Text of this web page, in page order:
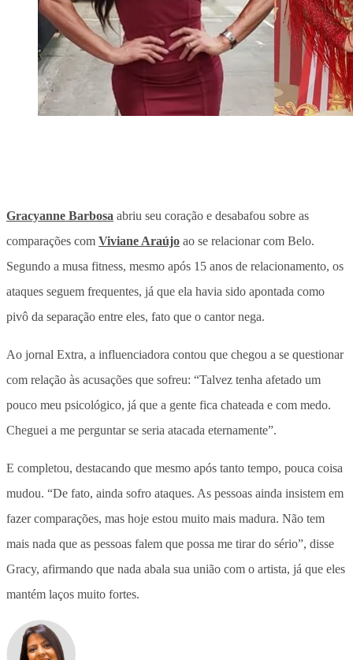
Gracyanne Barbosa abriu seu coração e desabafou sobre as
comparações com Viviane Araújo ao se relacionar com Belo.
Segundo a musa fitness, mesmo após 15 anos de relacionamento, os
ataques seguem frequentes, já que ela havia sido apontada como
pivô da separação entre eles, fato que o cantor nega.
Ao jornal Extra, a influenciadora contou que chegou a se questionar
com relação às acusações que sofreu: “Talvez tenha afetado um
pouco meu psicológico, já que a gente fica chateada e com medo.
Cheguei a me perguntar se seria atacada eternamente”.
E completou, destacando que mesmo após tanto tempo, pouca coisa
mudou. “De fato, ainda sofro ataques. As pessoas ainda insistem em
fazer comparações, mas hoje estou muito mais madura. Não tem
mais nada que as pessoas falem que possa me tirar do sério”, disse
Gracy, afirmando que nada abala sua união com o artista, já que eles
mantém laços muito fortes.